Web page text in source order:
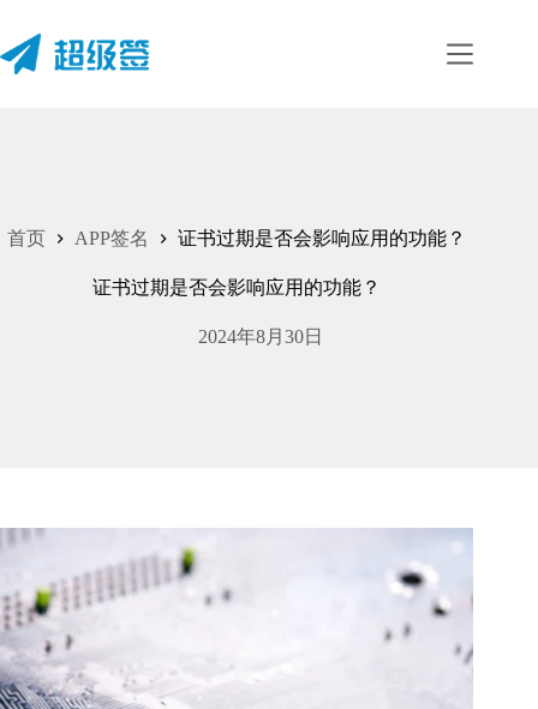
内
首页 APP签名 证书过期是否会影响应用的功能？
证书过期是否会影响应用的功能？
2024年8月30日